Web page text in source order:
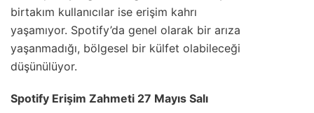
birtakım kullanıcılar ise erişim kahrı
yaşamıyor. Spotify’da genel olarak bir arıza
yaşanmadığı, bölgesel bir külfet olabileceği
düşünülüyor.
Spotify Erişim Zahmeti 27 Mayıs Salı